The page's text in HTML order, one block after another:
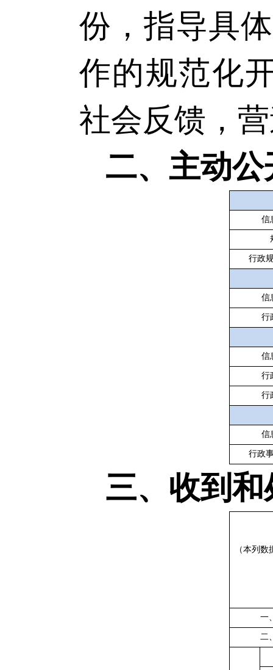
份，指导具
作的规范化
社会反馈，
二、主动
信
行政
信
行
信
行
行
信
行政
三、收到
（本列
一
二